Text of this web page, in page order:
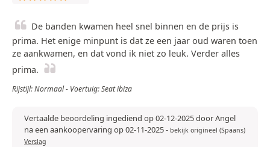
De banden kwamen heel snel binnen en de prijs is
prima. Het enige minpunt is dat ze een jaar oud waren toen
ze aankwamen, en dat vond ik niet zo leuk. Verder alles
prima.
Rijstijl: Normaal - Voertuig: Seat ibiza
Vertaalde beoordeling ingediend op 02-12-2025 door Angel
na een aankoopervaring op 02-11-2025- bekijk origineel (Spaans)
Verslag